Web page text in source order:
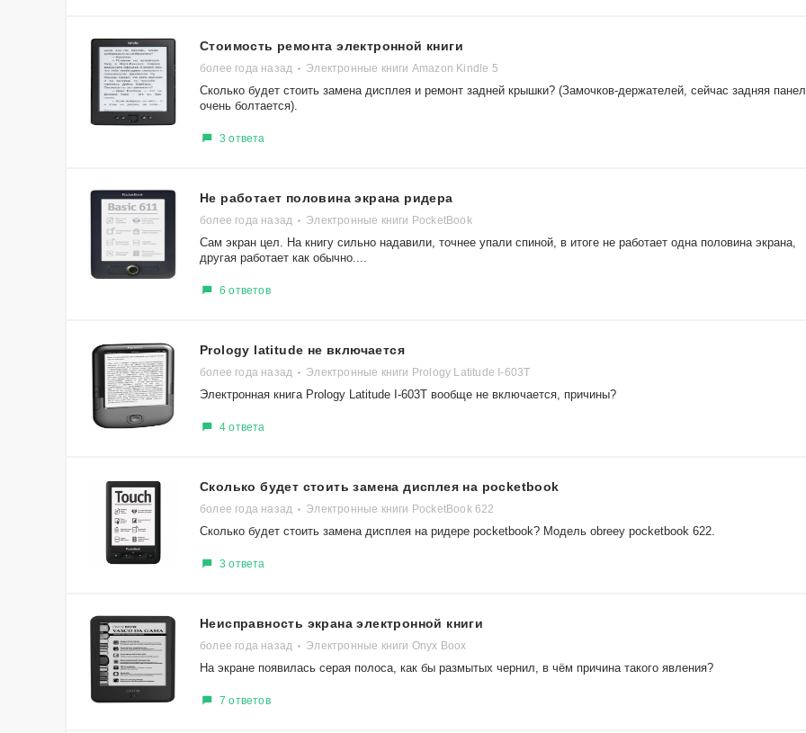
Стоимость ремонта электронной книги
более года назад Электронные книги Amazon Kindle 5
Сколько будет стоить замена дисплея и ремонт задней крышки? (Замочков-держателей, сейчас задняя
очень болтается).
3 ответа
Не работает половина экрана ридера
более года назад Электронные книги PocketBook
Сам экран цел. На книгу сильно надавили, точнее упали спиной, в итоге не работает одна половина экрана,
другая работает как обычно....
6 ответов
Prology latitude не включается
более года назад Электронные книги Prology Latitude I-603T
Электронная книга Prology Latitude I-603T вообще не включается, причины?
4 ответа
Сколько будет стоить замена дисплея на pocketbook
более года назад Электронные книги PocketBook 622
Сколько будет стоить замена дисплея на ридере pocketbook? Модель obreey pocketbook 622.
3 ответа
Неисправность экрана электронной книги
более года назад Электронные книги Onyx Boox
На экране появилась серая полоса, как бы размытых чернил, в чём причина такого явления?
7 ответов